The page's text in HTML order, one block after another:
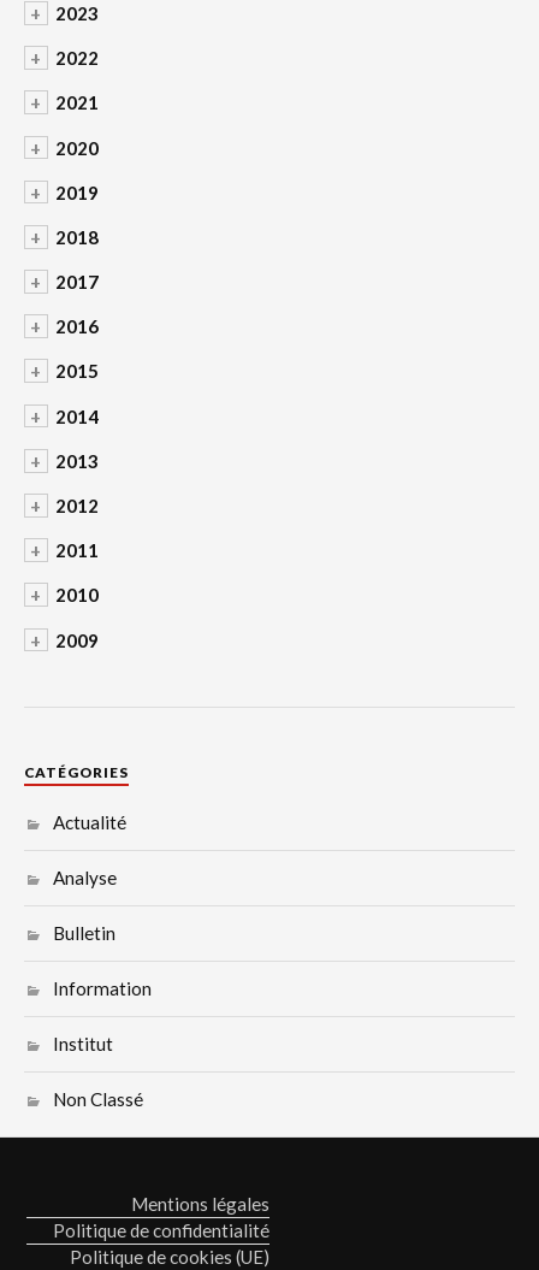
+ 2023
+ 2022
+ 2021
+ 2020
+ 2019
+ 2018
+ 2017
+ 2016
+ 2015
+ 2014
+ 2013
+ 2012
+ 2011
+ 2010
+ 2009
CATÉGORIES
Actualité
Analyse
Bulletin
Information
Institut
Non Classé
Mentions légales
Politique de confidentialité
Politique de cookies (UE)